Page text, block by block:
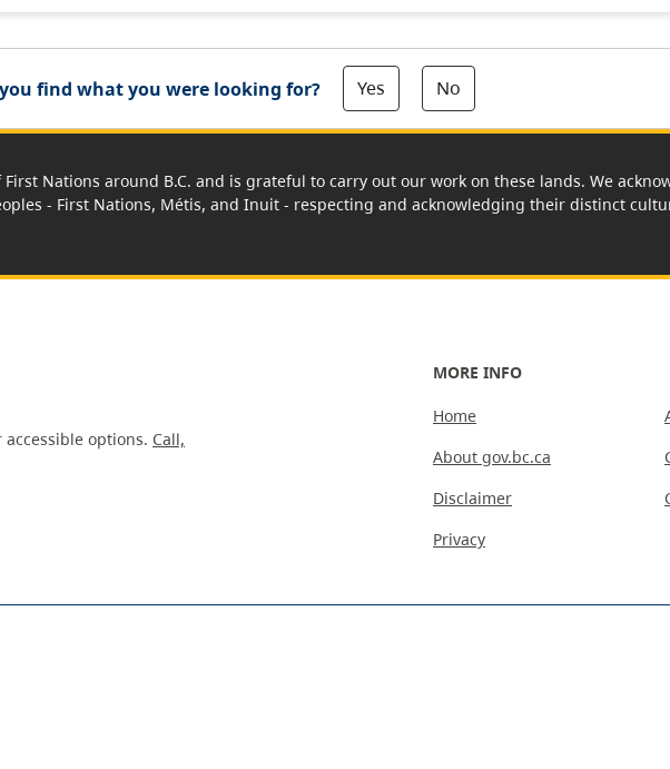
find what you were looking for? Yes No
Nations around B.C. and is grateful to carry out our work on these lands. We
- First Nations, Métis, and Inuit - respecting and acknowledging their distinct
options. Call,
MORE INFO
Home
About gov.bc.ca
Disclaimer
Privacy